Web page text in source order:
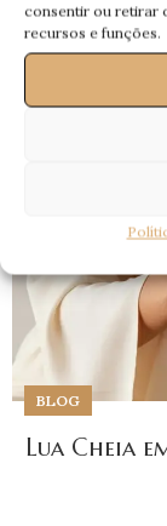
consentir ou retirar
recursos e funções.
BLOG
Lua Cheia